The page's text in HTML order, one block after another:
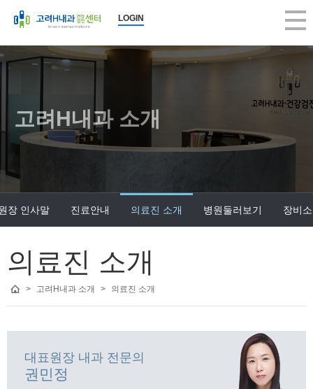
2026-08-09 15:49:03
고려H내과
고려H내과는 생활수준의 향상과 인구의 고령화로 인해 성인병 등 내
고려H내과는 국민건강보험공단 (일반검진, 암검진, 생애전환기)뿐 아
고려H내과는 지역주민의 많은 관심과 사랑으로 지금의 모습으로 성장
앞으로도 한결같은 마음으로 여러분의 건강을 책임지는 편안한 병원이
진료 항목 : 종합검진, 건강검진, 내시경, 초음파, 내과, 수액
건강검진 - 공단검진, 생애전환기검진, 5대암검진, 학생검진, 개인종합
내시경 - 위/대장 내시경, 당일 대장내시경, 당일 용종절제술, 수면 내시경
내과 진료 - 당뇨병, 고혈압, 갑상선, 소화기, 호흡기, 순환기, 골다공증,
휴무일 : 일요일, 공휴일 휴진
센터 소개
- 최고 사양의 의료장비로 안전하고 정밀하게 검사합니다.
- 소화기 내과 분과 전문의, 내시경 전문의가 직접 시술하고 진료합니다.
LOGIN
고려H내과 소개
장 인사말 진료안내 의료진 소개 병원둘러보기 장비
의료진 소개
> 고려H내과 소개 > 의료진 소개
대표원장 내과 전문의
권민정